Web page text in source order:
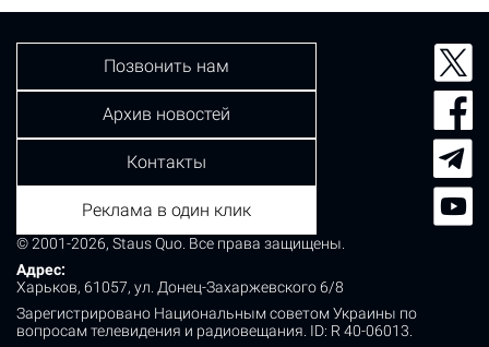
© 2001-2026, Staus Quo. Все права защищены.
Адрес:
Харьков, 61057, ул. Донец-Захаржевского 6/8
Зарегистрировано Национальным советом Украины по
вопросам телевидения и радиовещания. ID: R 40-06013.
Позвонить нам
Архив новостей
Контакты
Реклама в один клик